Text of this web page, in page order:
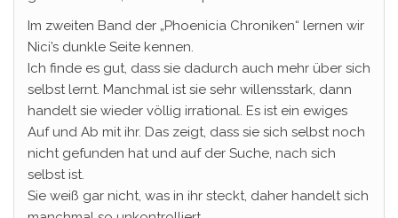
Im zweiten Band der „Phoenicia Chroniken“ lernen wir
Nici’s dunkle Seite kennen.
Ich finde es gut, dass sie dadurch auch mehr über sich
selbst lernt. Manchmal ist sie sehr willensstark, dann
handelt sie wieder völlig irrational. Es ist ein ewiges
Auf und Ab mit ihr. Das zeigt, dass sie sich selbst noch
nicht gefunden hat und auf der Suche, nach sich
selbst ist.
Sie weiß gar nicht, was in ihr steckt, daher handelt sich